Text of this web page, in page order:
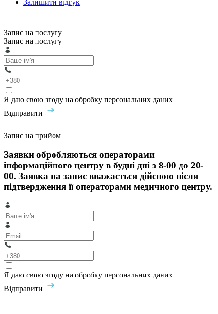
Залишити відгук
Запис на послугу
Запис на послугу
Я даю свою згоду на обробку персональних даних
Відправити
Запис на прийом
Заявки обробляються операторами
інформаційного центру в будні дні з 8-00 до 20-
00. Заявка на запис вважається дійсною після
підтвердження її операторами медичного центру.
Я даю свою згоду на обробку персональних даних
Відправити